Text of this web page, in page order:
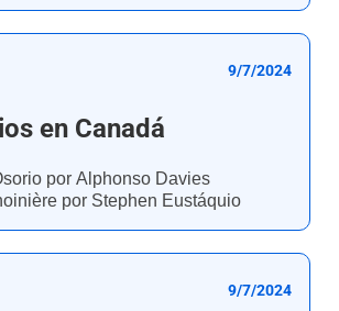
9/7/2024
en Canadá
por Alphonso Davies
por Stephen Eustáquio
9/7/2024